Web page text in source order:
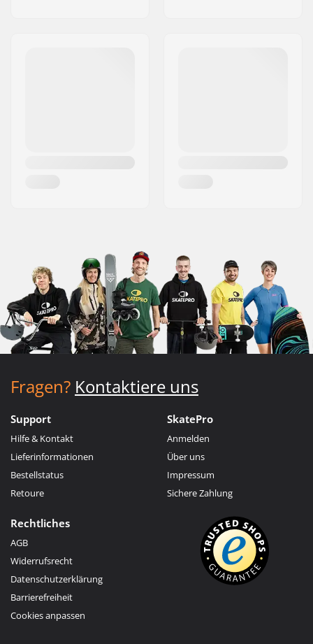
Fragen? Kontaktiere uns
Support
Hilfe & Kontakt
Lieferinformationen
Bestellstatus
Retoure
SkatePro
Anmelden
Über uns
Impressum
Sichere Zahlung
Rechtliches
AGB
Widerrufsrecht
Datenschutzerklärung
Barrierefreiheit
Cookies anpassen